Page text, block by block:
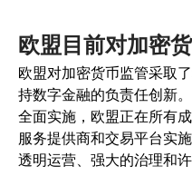
欧盟目前对加密
欧盟对加密货币监管采取
持数字金融的负责任创新
全面实施，欧盟正在所有
服务提供商和交易平台实
透明运营、强大的治理和许